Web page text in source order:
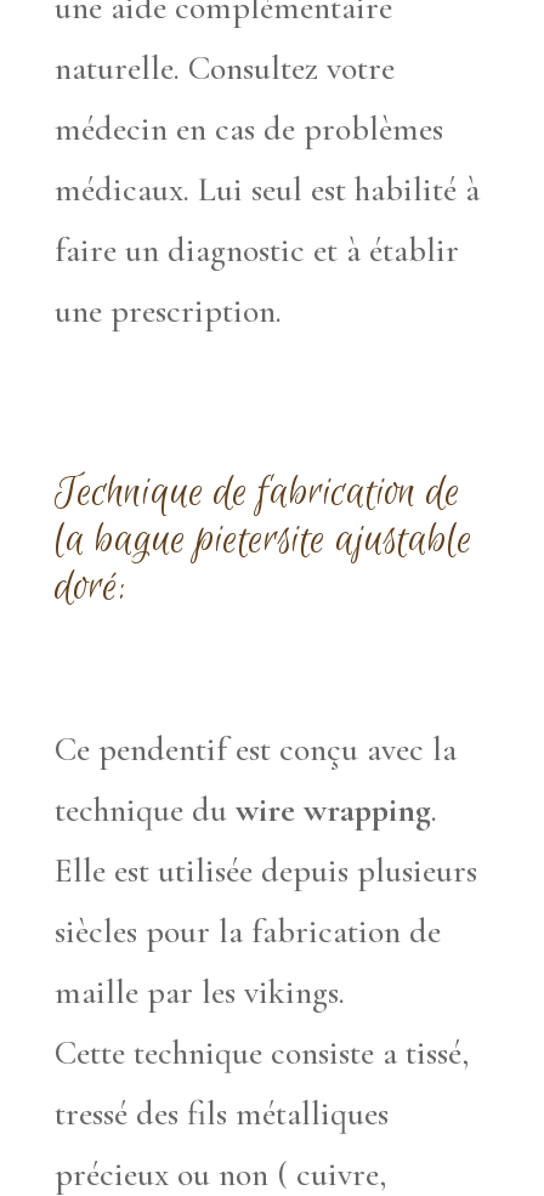
naturelle. Consultez votre
médecin en cas de problèmes
médicaux. Lui seul est habilité à
faire un diagnostic et à établir
une prescription.
Technique de fabrication de
la bague pietersite ajustable
doré:
Ce pendentif est conçu avec la
technique duwire wrapping.
Elle est utilisée depuis plusieurs
siècles pour la fabrication de
maille par les vikings.
Cette technique consiste a tissé,
tressé des fils métalliques
précieux ou non ( cuivre,